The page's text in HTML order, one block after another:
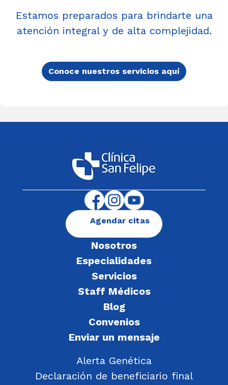
Estamos preparados para brindarte una
atención integral y de alta complejidad.
Conoce nuestros servicios aquí
Nosotros
Especialidades
Servicios
Staff Médicos
Blog
Convenios
Enviar un mensaje
Alerta Genética
Declaración de beneficiario final
Agendar citas